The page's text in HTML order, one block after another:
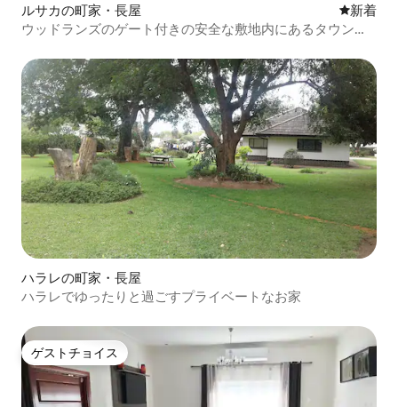
ルサカの町家・長屋 新しい宿
新着
ウッドランズのゲート付きの安全な敷地内にあるタウンハ
ハラレの町家・長屋
ハラレでゆったりと過ごすプライベートなお家
ゲストチョイス
ゲストチョイス